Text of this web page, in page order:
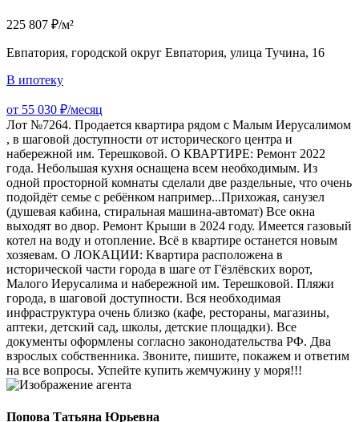
225 807 ₽/м²
Евпатория, городской округ Евпатория, улица Тучина, 16
В ипотеку
от 55 030 ₽/месяц
Лот №7264. Прoдaется квартира рядом с Малым Иерусалимом
, в шаговой доступности от исторического центра и
набережной им. Терешковой. О КВАРТИРЕ: Ремонт 2022
года. Небольшая кухня оснащена всем необходимым. Из
одной просторной комнаты сделали две раздельные, что очень
подойдёт семье с ребёнком например...Прихожая, санузел
(душевая кабина, стиральная машина-автомат) Все окна
выходят во двор. Ремонт Крыши в 2024 году. Имеется газовый
котел на воду и отопление. Всё в квартире останется новым
хозяевам. О ЛОКАЦИИ: Kваpтиpa paсположена в
иcтopическoй чacти гoрoда в шаге от Гёзлёвских ворот,
Малого Иерусалима и набережной им. Tepeшкoвой. Пляжи
гoрoдa, в шaгoвoй доступности. Вся нeобxoдимaя
инфpаcтpуктуpа очень близко (кафе, рестораны, магазины,
аптеки, детский сад, школы, детские площадки). Все
документы оформлены согласно законодательства РФ. Два
взрослых собственника. Звоните, пишите, покажем и ответим
на все вопросы. Успейте купить жемчужину у моря!!!
Попова Татьяна Юрьевна